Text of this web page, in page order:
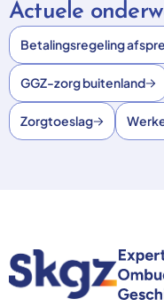
Actuele
Betalingsregeling
GGZ-zorg buitenland
Zorgtoeslag